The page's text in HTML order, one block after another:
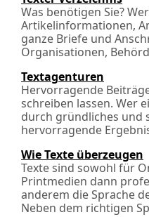
Was benötigen Sie?
Artikelinformationen,
ganze Briefe und
Organisationen,
Textagenturen
Hervorragende
schreiben lassen. Wer
durch gründliches und
hervorragende
Wie Texte überzeugen
Texte sind sowohl für
Printmedien dann
anderem die Sprache
Neben dem richtigen